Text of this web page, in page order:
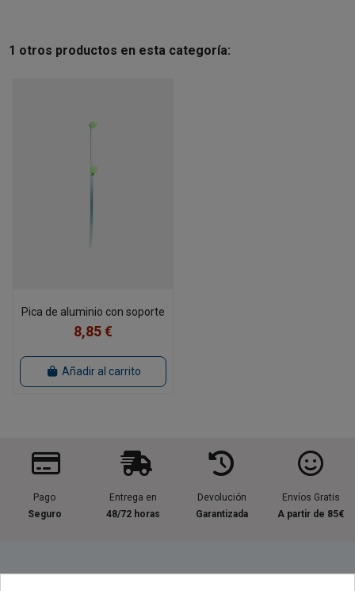
1 otros productos en esta categoría:
Pica de aluminio con soporte
8,85 €
Añadir al carrito
Pago
Seguro
Entrega en
48/72 horas
Devolución
Garantizada
Envíos Gratis
A partir de 85€